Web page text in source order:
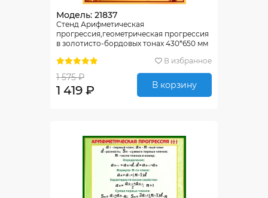
Модель: 21837
Стенд Арифметическая
прогрессия,геометрическая прогрессия
в золотисто-бордовых тонах 430*650 мм
В избранное
1 575 ₽
1 419 ₽ В корзину